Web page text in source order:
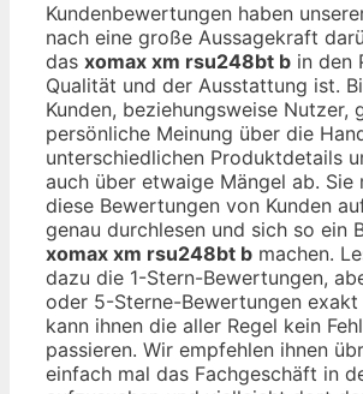
Kundenbewertungen haben
nach eine große Aussagekraft
das xomax xm rsu248bt b in den
Qualität und der Ausstattung ist.
Kunden, beziehungsweise Nutzer,
persönliche Meinung über die
unterschiedlichen Produktdetails
auch über etwaige Mängel ab. Sie
diese Bewertungen von Kunden
genau durchlesen und sich so ein
xomax xm rsu248bt b machen.
dazu die 1-Stern-Bewertungen,
oder 5-Sterne-Bewertungen exakt
kann ihnen die aller Regel kein
passieren. Wir empfehlen ihnen
einfach mal das Fachgeschäft in